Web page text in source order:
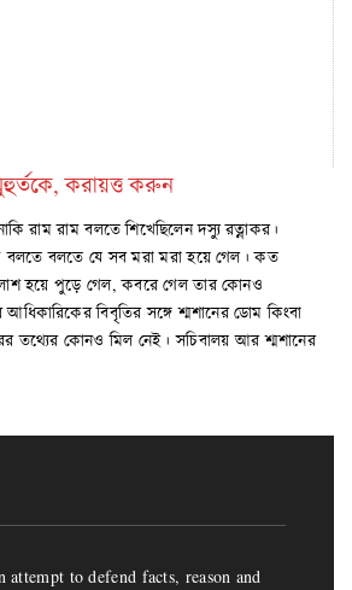
করায়ত্ত করুন
রাম রাম বলতে শিখেছিলেন দস্যু রত্নাকর।
বলতে বলতে যে সব মরা মরা হয়ে গেল। কত
হয়ে পুড়ে গেল, কবরে গেল তার কোনও
বিবৃতির সঙ্গে শ্মশানের ডোম কিংবা
তথ্যের কোনও মিল নেই। সচিবালয় আর শ্মশানের
attempt to defend facts, reason and